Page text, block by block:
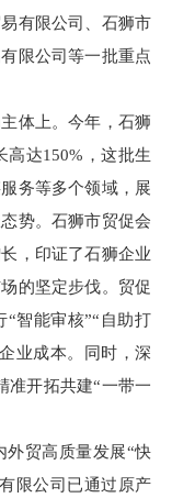
有限公司、石狮市
限公司等一批重点
体上。今年，石狮
高达150%，这批生
务等多个领域，展
势。石狮市贸促会
，印证了石狮企业
的坚定步伐。贸促
智能审核”“自助打
业成本。同时，深
准开拓共建“一带一
贸高质量发展“快
限公司已通过原产